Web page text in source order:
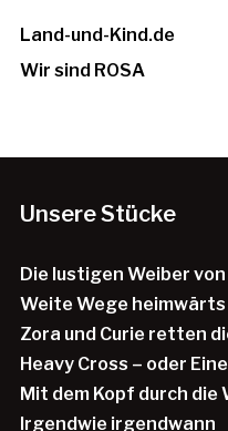
Land-und-Kind.de
Wir sind ROSA
Unsere Stücke
Die lustigen Weiber
Weite Wege heimwärts
Zora und Curie retten
Heavy Cross – oder
Mit dem Kopf durch die
Irgendwie irgendwann